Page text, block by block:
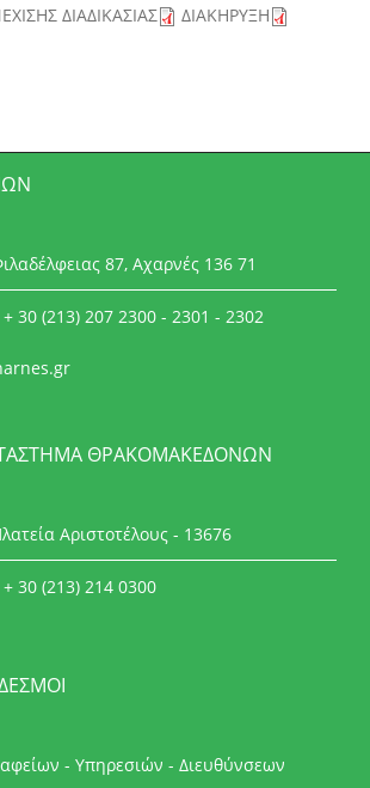
ΔΙΑΔΙΚΑΣΙΑΣ
ΔΙΑΚΗΡΥΞΗ
87, Αχαρνές 136 71
30 (213) 207 2300 - 2301 - 2302
ΘΡΑΚΟΜΑΚΕΔΌΝΩΝ
Αριστοτέλους - 13676
30 (213) 214 0300
- Υπηρεσιών - Διευθύνσεων